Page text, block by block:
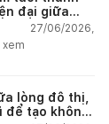
đại giữa
27/06/2026,
xem
lòng đô thị,
để tạo không